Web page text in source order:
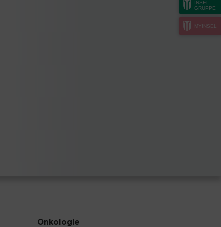
INSEL
GRUPPE
MYINSEL
Onkologie